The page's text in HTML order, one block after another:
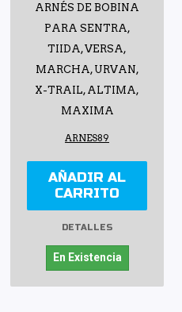
ARNÉS DE BOBINA
PARA SENTRA,
TIIDA, VERSA,
MARCHA, URVAN,
X-TRAIL, ALTIMA,
MAXIMA
ARNES89
AÑADIR AL
CARRITO
DETALLES
En Existencia